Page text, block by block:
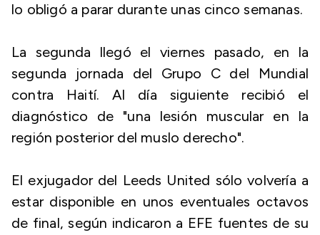
lo obligó a parar durante unas cinco semanas.
La segunda llegó el viernes pasado, en la
segunda jornada del Grupo C del Mundial
contra Haití. Al día siguiente recibió el
diagnóstico de "una lesión muscular en la
región posterior del muslo derecho".
El exjugador del Leeds United sólo volvería a
estar disponible en unos eventuales octavos
de final, según indicaron a EFE fuentes de su